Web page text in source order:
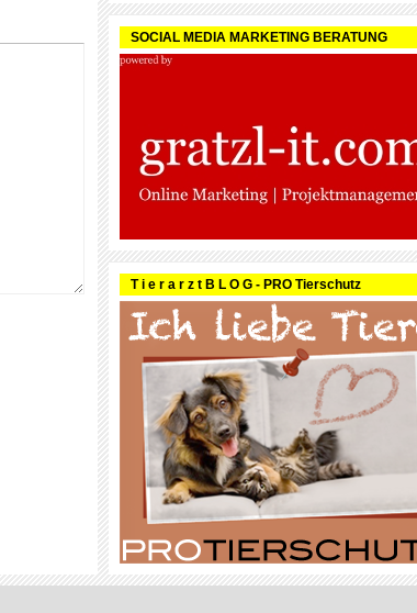
SOCIAL MEDIA MARKETING BERATUNG
T i e r a r z t B L O G - PRO Tierschutz